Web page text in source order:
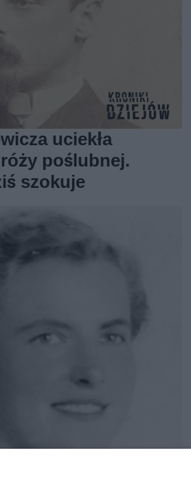
uciekła
poślubnej.
szokuje